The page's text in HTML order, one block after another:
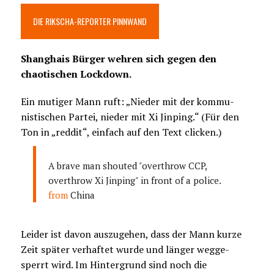
DIE RIKSCHA-REPORTER PINNWAND
Shanghais Bürger wehren sich gegen den
chaotischen Lockdown.
Ein mutiger Mann ruft: „Nieder mit der kommu-
nistischen Partei, nieder mit Xi Jinping.“ (Für den
Ton in „reddit“, einfach auf den Text clicken.)
A brave man shouted "overthrow CCP,
overthrow Xi Jinping" in front of a police.
from China
Leider ist davon auszugehen, dass der Mann kurze
Zeit später verhaftet wurde und länger wegge-
sperrt wird. Im Hintergrund sind noch die